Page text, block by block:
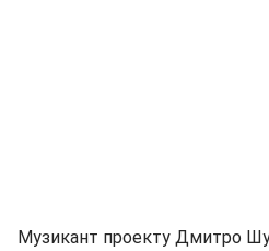
Музикант проекту Дмитро